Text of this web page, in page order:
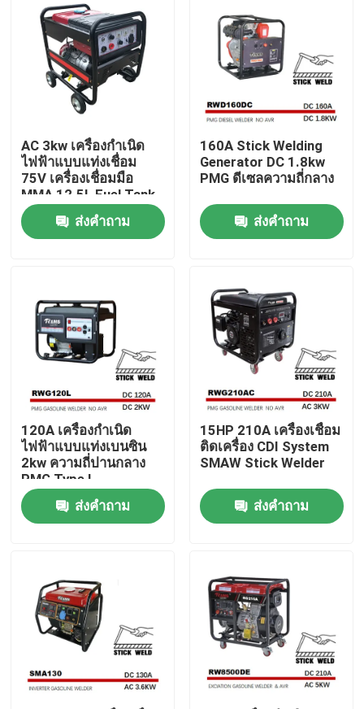
บ้าน
รายชื่อผู้ติดต่อ
ผลิตภัณฑ์
เครื่องกำเนิดไฟฟ้าเชื่อมน้ำมัน
เครื่องกำเนิดไฟฟ้าเชื่อมดีเซล
เครื่องเชื่อมแบบพกพา
เครื่องเชื่อมติด
AC 3kw เครื่องกำเนิด
ไฟฟ้าแบบแท่งเชื่อม
75V เครื่องเชื่อมมือ
MMA 12.5L Fuel Tank
ส่งคำถาม
160A Stick Welding
Generator DC 1.8kw
PMG ดีเซลความถี่กลาง
ส่งคำถาม
120A เครื่องกำเนิด
ไฟฟ้าแบบแท่งเบนซิน
2kw ความถี่ปานกลาง
PMG Type L
ส่งคำถาม
15HP 210A เครื่องเชื่อม
ติดเครื่อง CDI System
SMAW Stick Welder
ส่งคำถาม